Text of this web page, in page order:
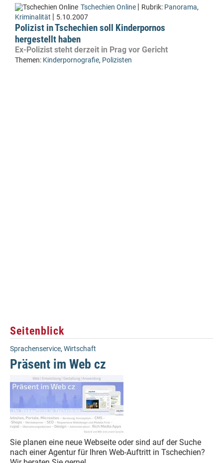
Tschechien Online | Rubrik: Panorama,
Kriminalität | 5.10.2007
Polizist in Tschechien soll Kinderpornos
hergestellt haben
Ex-Polizist steht derzeit in Prag vor Gericht
Themen: Kinderpornografie, Polizisten
Seitenblick
Sprachenservice, Wirtschaft
Präsent im Web cz
Sie planen eine neue Webseite oder sind auf der Suche
nach einer Agentur für Ihren Web-Auftritt in Tschechien?